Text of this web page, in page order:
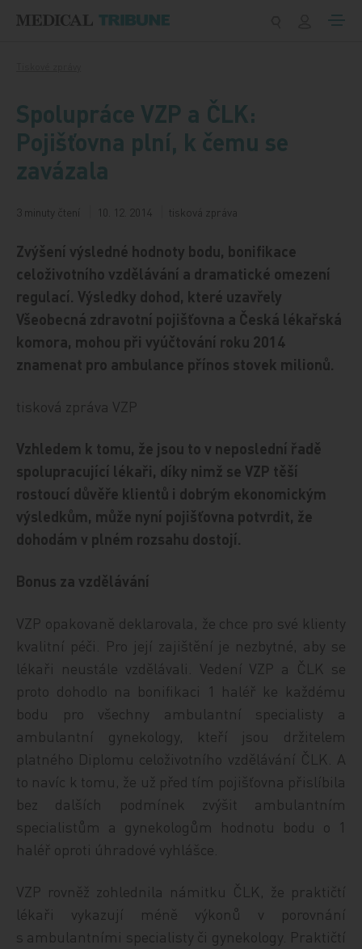
Spolupráce VZP a ČLK:
Pojišťovna plní, k čemu se
zavázala
3 minuty čtení 10. 12. 2014 tisková zpráva
Zvýšení výsledné hodnoty bodu, bonifikace
celoživotního vzdělávání a dramatické omezení
regulací. Výsledky dohod, které uzavřely
Všeobecná zdravotní pojišťovna a Česká lékařská
komora, mohou při vyúčtování roku 2014
znamenat pro ambulance přínos stovek milionů.
tisková zpráva VZP
Vzhledem k tomu, že jsou to v neposlední řadě
spolupracující lékaři, díky nimž se VZP těší
rostoucí důvěře klientů i dobrým ekonomickým
výsledkům, může nyní pojišťovna potvrdit, že
dohodám v plném rozsahu dostojí.
Bonus za vzdělávání
VZP opakovaně deklarovala, že chce pro své klienty
kvalitní péči. Pro její zajištění je nezbytné, aby se
lékaři neustále vzdělávali. Vedení VZP a ČLK se
proto dohodlo na bonifikaci 1 haléř ke každému
bodu pro všechny ambulantní specialisty a
ambulantní gynekology, kteří jsou držitelem
platného Diplomu celoživotního vzdělávání ČLK. A
to navíc k tomu, že už před tím pojišťovna přislíbila
bez dalších podmínek zvýšit ambulantním
specialistům a gynekologům hodnotu bodu o 1
haléř oproti úhradové vyhlášce.
VZP rovněž zohlednila námitku ČLK, že praktičtí
lékaři vykazují méně výkonů v porovnání
s ambulantními specialisty či gynekology. Praktičtí